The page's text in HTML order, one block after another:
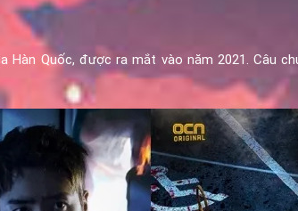
Quốc, được ra mắt vào năm 2021. Câu